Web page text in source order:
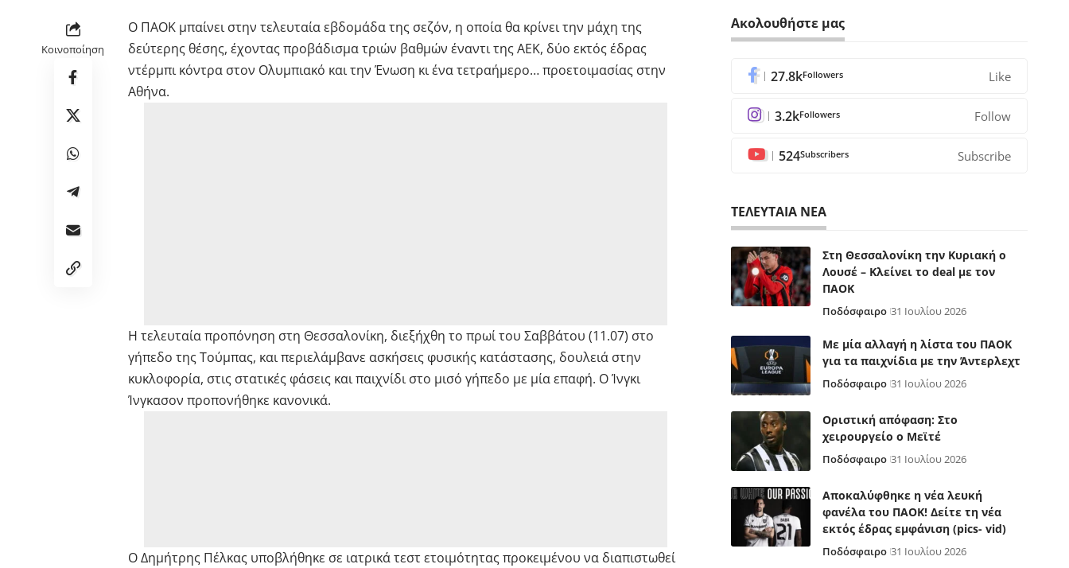
Κοινοποίηση
Ο ΠΑΟΚ μπαίνει στην τελευταία εβδομάδα της σεζόν, η οποία θα κρίνει την μάχη της
δεύτερης θέσης, έχοντας προβάδισμα τριών βαθμών έναντι της ΑΕΚ, δύο εκτός έδρας
ντέρμπι κόντρα στον Ολυμπιακό και την Ένωση κι ένα τετραήμερο… προετοιμασίας στην
Αθήνα.
Η τελευταία προπόνηση στη Θεσσαλονίκη, διεξήχθη το πρωί του Σαββάτου (11.07) στο
γήπεδο της Τούμπας, και περιελάμβανε ασκήσεις φυσικής κατάστασης, δουλειά στην
κυκλοφορία, στις στατικές φάσεις και παιχνίδι στο μισό γήπεδο με μία επαφή. Ο Ίνγκι
Ίνγκασον προπονήθηκε κανονικά.
Ο Δημήτρης Πέλκας υποβλήθηκε σε ιατρικά τεστ ετοιμότητας προκειμένου να διαπιστωθεί
Ακολουθήστε μας
27.8kFollowers Like
3.2kFollowers Follow
524Subscribers Subscribe
ΤΕΛΕΥΤΑΙΑ ΝΕΑ
Στη Θεσσαλονίκη την Κυριακή ο
Λουσέ – Κλείνει το deal με τον
ΠΑΟΚ
Ποδόσφαιρο 31 Ιουλίου 2026
Με μία αλλαγή η λίστα του ΠΑΟΚ
για τα παιχνίδια με την Άντερλεχτ
Ποδόσφαιρο 31 Ιουλίου 2026
Οριστική απόφαση: Στο
χειρουργείο ο Μεϊτέ
Ποδόσφαιρο 31 Ιουλίου 2026
Αποκαλύφθηκε η νέα λευκή
φανέλα του ΠΑΟΚ! Δείτε τη νέα
εκτός έδρας εμφάνιση (pics- vid)
Ποδόσφαιρο 31 Ιουλίου 2026